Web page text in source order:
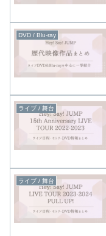
DVD / Blu-ray
ライブ / 舞台
ライブ / 舞台